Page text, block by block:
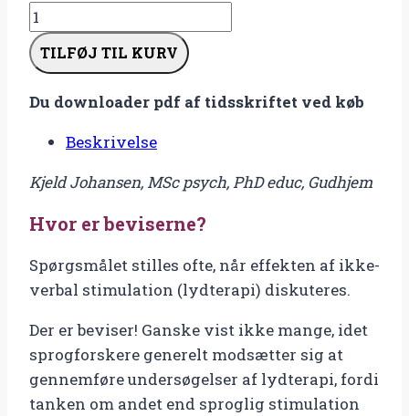
Fra
2007-
2
er
beviserne?
TILFØJ TIL KURV
Du downloader pdf af tidsskriftet ved køb
Beskrivelse
Kjeld Johansen, MSc psych, PhD educ, Gudhjem
Hvor er beviserne?
Spørgsmålet stilles ofte, når effekten af ikke-
verbal stimulation (lydterapi) diskuteres.
Der er beviser! Ganske vist ikke mange, idet
sprogforskere generelt modsætter sig at
gennemføre undersøgelser af lydterapi, fordi
tanken om andet end sproglig stimulation